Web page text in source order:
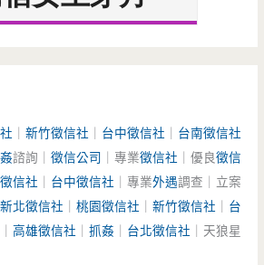
｜新竹徵信社 台中徵信社
台南徵信社
諮詢｜徵信公司 ｜專業徵信社 ｜優良徵信
信社 台中徵信社 ｜專業外遇調查｜立案
新北徵信社 ｜桃園徵信社 ｜新竹徵信社
台
｜高雄徵信社 ｜抓姦 台北徵信社 ｜天狼星